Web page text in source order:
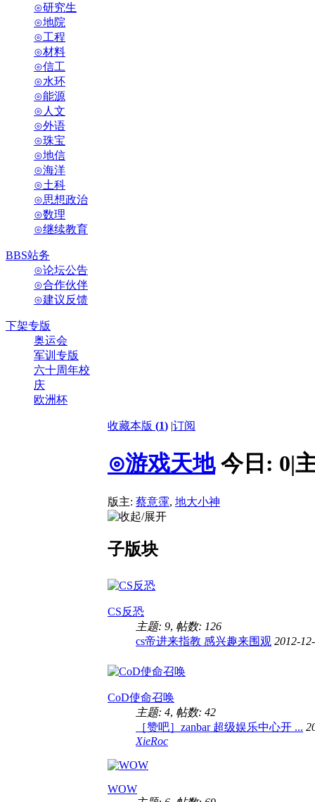
⊙研究生
⊙地院
⊙工程
⊙材料
⊙信工
⊙水环
⊙能源
⊙人文
⊙外语
⊙珠宝
⊙地信
⊙海洋
⊙土科
⊙思想政治
⊙数理
⊙继续教育
BBS站务
⊙论坛公告
⊙合作伙伴
⊙建议反馈
下架专版
奥运会
军训专版
六十周年校
庆
欧洲杯
收藏本版 (1) |订阅
⊙游戏天地 今日: 0|
版主: 蔡意霪, 地大小神
子版块
CS反恐
主题: 9, 帖数: 126
cs帝进来指教 感兴趣来围观 2012-
CoD使命召唤
主题: 4, 帖数: 42
［赞吧］zanbar 超级娱乐中心开 ...
XieRoc
WOW